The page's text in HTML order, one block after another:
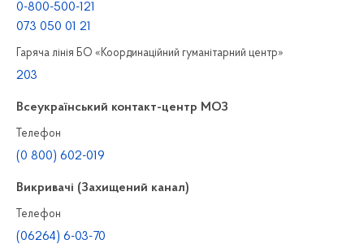
0-800-500-121
073 050 01 21
Гаряча лінія БО «Координаційний гуманітарний центр»
203
Всеукраїнський контакт-центр МОЗ
Телефон
(0 800) 602-019
Викривачі (Захищений канал)
Телефон
(06264) 6-03-70